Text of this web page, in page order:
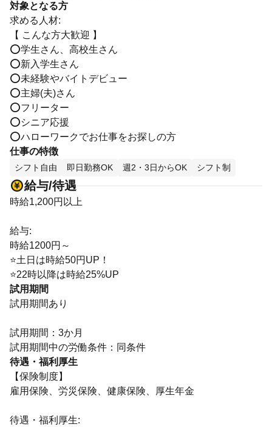
対象となる方
求める人材:
【 こんな方大歓迎 】
⭕学生さん、高校生さん
⭕新入学生さん
⭕未経験やバイトデビュー
⭕主婦(夫)さん
⭕フリーター
⭕シニア応援
⭕ハローワークでお仕事をお探しの方
仕事の特徴
シフト自由 即日勤務OK 週2・3日からOK シフト制
給与/待遇
時給1,200円以上
給与:
時給1200円～
⭐土日は時給50円UP！
⭐22時以降は時給25%UP
試用期間
試用期間あり
試用期間：3か月
試用期間中の労働条件：同条件
待遇・福利厚生
【保険制度】
雇用保険、労災保険、健康保険、厚生年金
待遇・福利厚生: